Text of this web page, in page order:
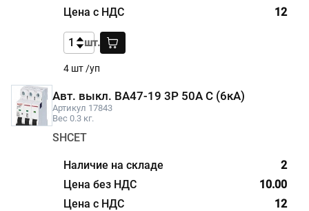
4 шт /уп
12
шт.
Авт. выкл. BA47-19 3P 50А С (6кА)
Артикул 17843
Вес 0.3 кг.
SHCET
2
10.00
12